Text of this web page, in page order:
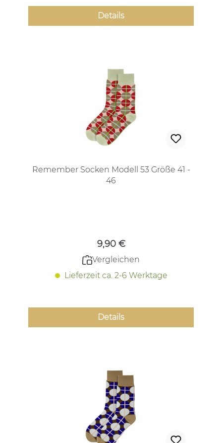
Details
Remember Socken Modell 53 Größe 41 -
46
9,90 €
Vergleichen
Lieferzeit ca. 2-6 Werktage
Details